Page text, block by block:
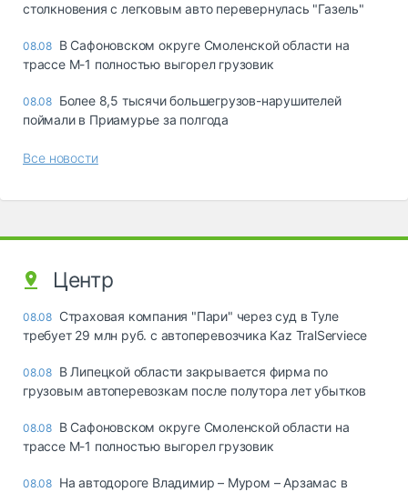
столкновения с легковым авто перевернулась "Газель"
08.08 В Сафоновском округе Смоленской области на
трассе М-1 полностью выгорел грузовик
08.08 Более 8,5 тысячи большегрузов-нарушителей
поймали в Приамурье за полгода
Все новости
Центр
08.08 Страховая компания "Пари" через суд в Туле
требует 29 млн руб. с автоперевозчика Kaz TralServiece
08.08 В Липецкой области закрывается фирма по
грузовым автоперевозкам после полутора лет убытков
08.08 В Сафоновском округе Смоленской области на
трассе М-1 полностью выгорел грузовик
08.08 На автодороге Владимир – Муром – Арзамас в